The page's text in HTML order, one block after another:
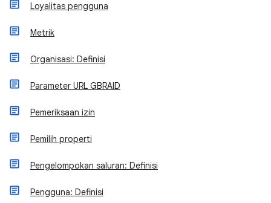
Loyalitas pengguna
Metrik
Organisasi: Definisi
Parameter URL GBRAID
Pemeriksaan izin
Pemilih properti
Pengelompokan saluran: Definisi
Pengguna: Definisi